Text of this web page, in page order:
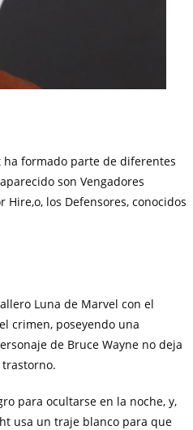
formado parte de diferentes
son Vengadores
Hire,o, los Defensores, conocidos
Luna de Marvel con el
crimen, poseyendo una
de Bruce Wayne no deja
para ocultarse en la noche, y,
usa un traje blanco para que